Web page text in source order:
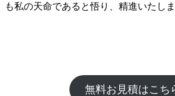
も私の天命であると悟り、精進いたしま
無料お見積はこち